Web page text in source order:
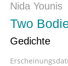
Nida Younis
Two
Gedichte